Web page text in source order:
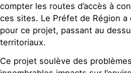
compter les routes d’accès à
ces sites. Le Préfet de Région a
pour ce projet, passant au
territoriaux.
Ce projet soulève des